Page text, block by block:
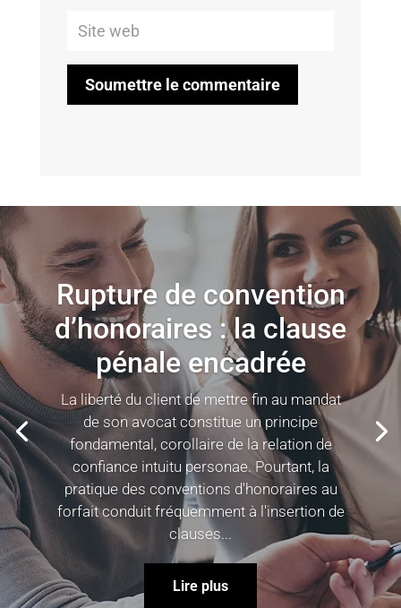
Soumettre le commentaire
Rupture de convention
d’honoraires : la clause
pénale encadrée
La liberté du client de mettre fin au mandat
de son avocat constitue un principe
fondamental, corollaire de la relation de
confiance intuitu personae. Pourtant, la
pratique des conventions d'honoraires au
forfait conduit fréquemment à l'insertion de
clauses...
Lire plus